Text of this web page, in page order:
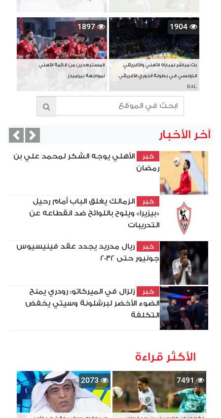
1904
بث مباشر لمباراة الأهلي والأفريقي
التونسي في بطولة الدوري الأفريقي
BAL
1897
المستبعدين من قائمة الأهلي
لمواجهة بيراميدز
آخر الأخبار
خبر
الأهلي يوجه الشكر لمحمد علي بن
رمضان
خبر
الزمالك يغلق الباب أمام رحيل
«بيزيرا» ويلوح باللوائح ضد انقطاعه عن
التدريبات
خبر
ريال مدريد يجدد عقد فينيسيوس
جونيور حتى 2032
خبر
زلزال في الميركاتو: رودري يمنح
الضوء الأخضر لبرشلونة وسيتي يخفض
التكلفة
Next
الأكثر قراءة
7491
2073